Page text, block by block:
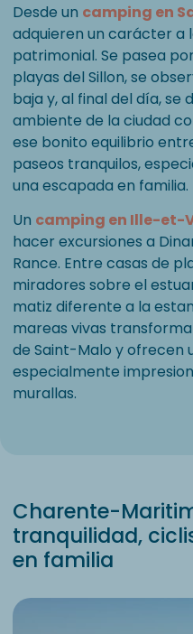
Desde un camping en
adquieren un carácter a
patrimonial. Se pasea
playas del Sillon, se
baja y, al final del día, se
ambiente de la ciudad
ese bonito equilibrio
paseos tranquilos,
una escapada en familia.
Un camping en Ille-et-
hacer excursiones a
Rance. Entre casas de
miradores sobre el
matiz diferente a la
mareas vivas
de Saint-Malo y ofrecen
especialmente
murallas.
Charente-
tranquilidad,
en familia